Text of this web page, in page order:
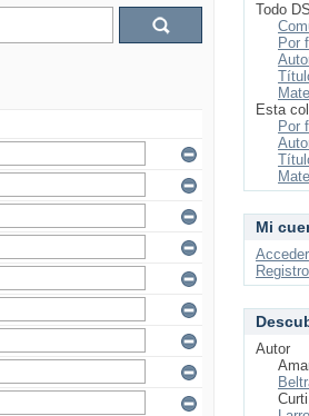
Todo
Por
Esta
Por
Mi
Acceder
Registro
Autor